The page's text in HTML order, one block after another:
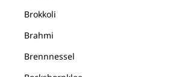
Brokkoli
Brahmi
Brennnessel